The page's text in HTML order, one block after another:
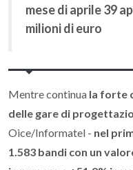
mese di aprile 39
milioni di euro
Mentre continua la forte
delle gare di
Oice/Informatel - nel
1.583 bandi con un